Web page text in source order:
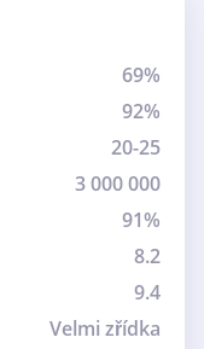
69%
92%
20-25
3 000 000
91%
8.2
9.4
Velmi zřídka